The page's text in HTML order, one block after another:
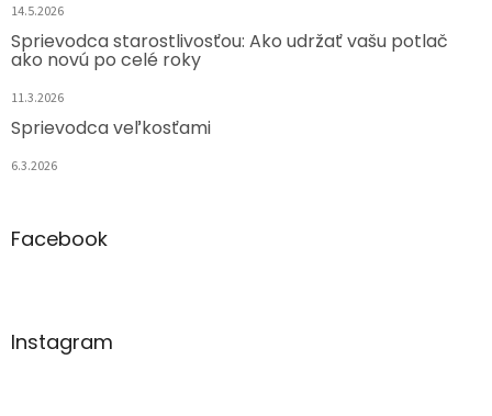
14.5.2026
Sprievodca starostlivosťou: Ako udržať vašu potlač
ako novú po celé roky
11.3.2026
Sprievodca veľkosťami
6.3.2026
Facebook
Instagram